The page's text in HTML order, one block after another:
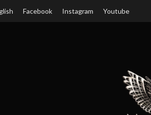
Facebook Instagram Youtube